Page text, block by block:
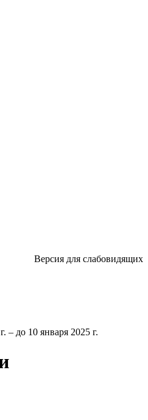
Версия для слабовидящих
– до 10 января 2025 г.